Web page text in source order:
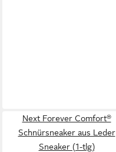
Next Forever Comfort®
Schnürsneaker aus Leder
Sneaker (1-tlg)